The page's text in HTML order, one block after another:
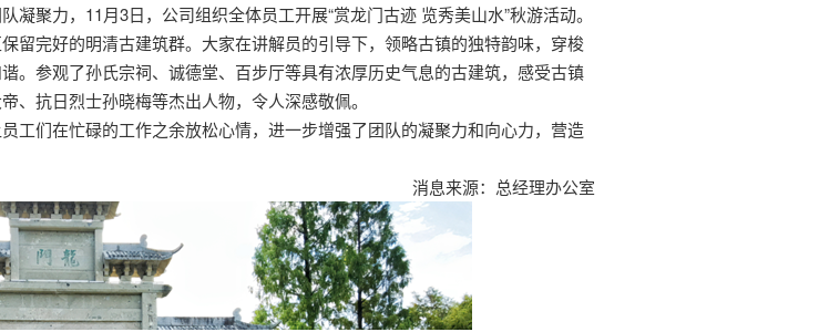
聚力，11月3日，公司组织全体员工开展“赏龙门古迹 览秀美山水”秋游活动。
留完好的明清古建筑群。大家在讲解员的引导下，领略古镇的独特韵味，穿梭
。参观了孙氏宗祠、诚德堂、百步厅等具有浓厚历史气息的古建筑，感受古镇
、抗日烈士孙晓梅等杰出人物，令人深感敬佩。
工们在忙碌的工作之余放松心情，进一步增强了团队的凝聚力和向心力，营造
消息来源：总经理办公室